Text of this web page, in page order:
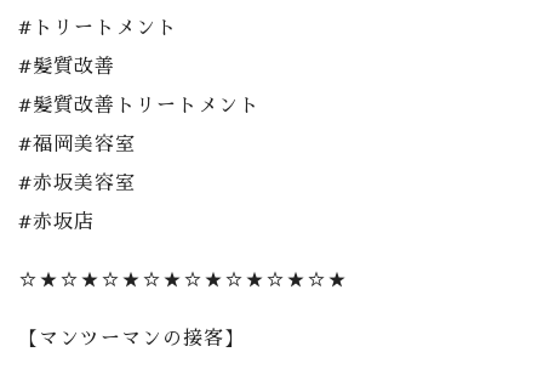
#トリートメント
#髪質改善
#髪質改善トリートメント
#福岡美容室
#赤坂美容室
#赤坂店
☆★☆★☆★☆★☆★☆★☆★☆★
【マンツーマンの接客】